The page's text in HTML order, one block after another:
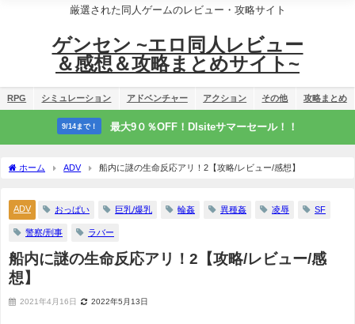
厳選された同人ゲームのレビュー・攻略サイト
ゲンセン ~エロ同人レビュー
＆感想＆攻略まとめサイト~
RPG シミュレーション アドベンチャー アクション その他 攻略まとめ
9/14まで！ 最大9０％OFF！Dlsiteサマーセール！！
ホーム ADV 船内に謎の生命反応アリ！2【攻略/レビュー/感想】
ADV おっぱい 巨乳/爆乳 輪姦 異種姦 凌辱 SF
警察/刑事 ラバー
船内に謎の生命反応アリ！2【攻略/レビュー/感
想】
2021年4月16日 2022年5月13日